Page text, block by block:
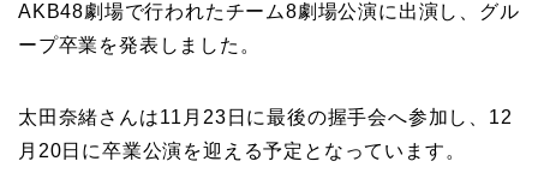
AKB48劇場で行われたチーム8劇場公演に出演し、グル
ープ卒業を発表しました。
太田奈緒さんは11月23日に最後の握手会へ参加し、12
月20日に卒業公演を迎える予定となっています。